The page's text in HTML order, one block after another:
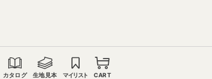
カタログ 生地見本 マイリスト CART